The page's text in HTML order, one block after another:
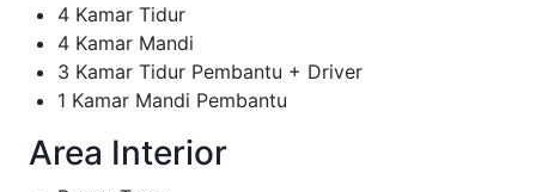
4 Kamar Tidur
4 Kamar Mandi
3 Kamar Tidur Pembantu + Driver
1 Kamar Mandi Pembantu
Area Interior